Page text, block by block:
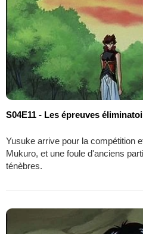
S04E11 - Les épreuves
Yusuke arrive pour la compétition
Mukuro, et une foule d'anciens
ténèbres.